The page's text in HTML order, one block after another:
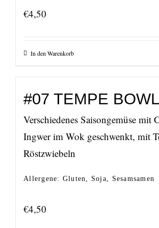
€4,50
In den Warenkorb
#07 TEMPE BOWL
Verschiedenes Saisongemüse mit
Ingwer im Wok geschwenkt, mit
Röstzwiebeln
Allergene: Gluten, Soja, Sesamsamen
€4,50